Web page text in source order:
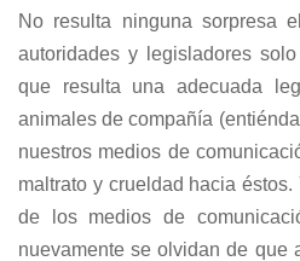
No resulta ninguna sorpresa
autoridades y legisladores
que resulta una adecuada
animales de compañía
nuestros medios de
maltrato y crueldad hacia
de los medios de
nuevamente se olvidan de que